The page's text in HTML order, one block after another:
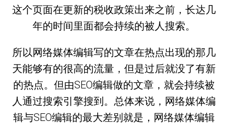
这个页面在更新的税收政策出来之前，长达几
年的时间里面都会持续的被人搜索。
所以网络媒体编辑写的文章在热点出现的那几
天能够有的很高的流量，但是过后就没了有新
的热点。但由SEO编辑做的文章，就会持续被
人通过搜索引擎搜到。总体来说，网络媒体编
辑与SEO编辑的最大差别就是，网络媒体编辑